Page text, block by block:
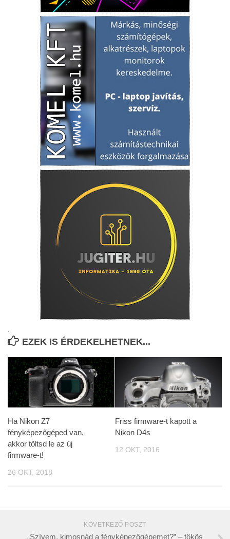
.
EZEK IS ÉRDEKELHETNEK...
Ha Nikon Z7
fényképezőgéped van,
akkor töltsd le az új
firmware-t!
26 OKT, 2018
Friss firmware-t kapott a
Nikon D4s
12 OKT, 2016
KÖVETKEZŐ POSZT
„Szívem, kimosnád a fényképezőgépemet?” – tökös